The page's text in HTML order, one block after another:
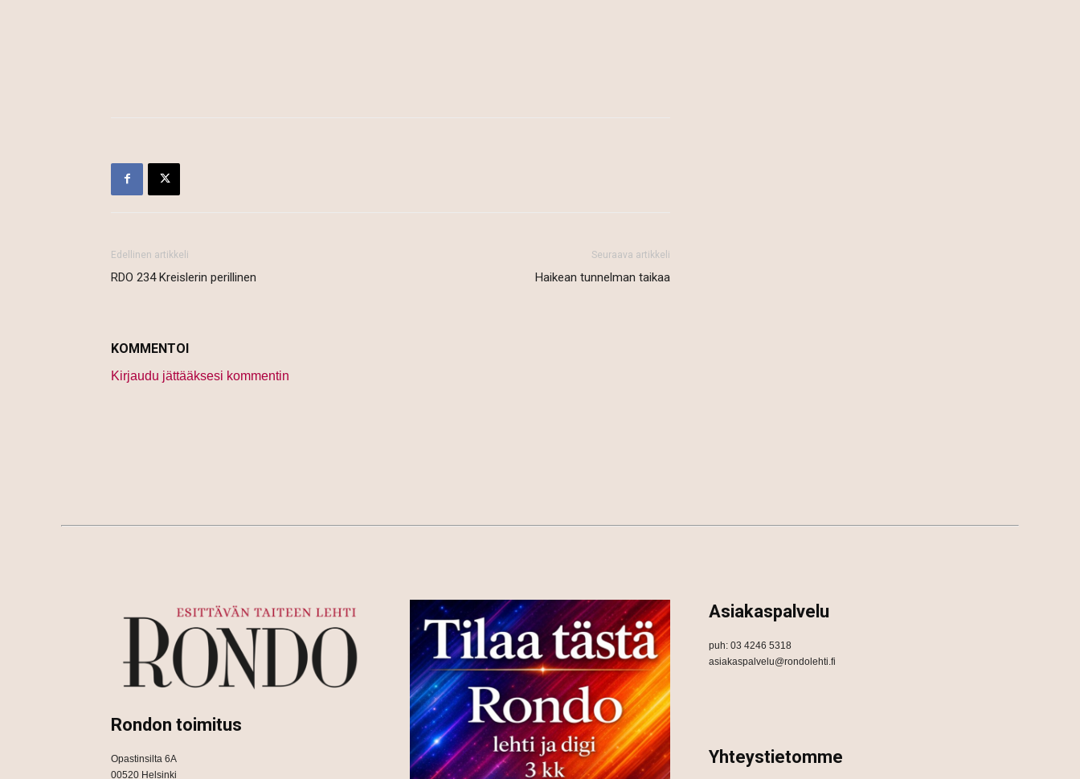
Edellinen artikkeli
RDO 234 Kreislerin perillinen
Seuraava artikkeli
Haikean tunnelman taikaa
KOMMENTOI
Kirjaudu jättääksesi kommentin
Rondon toimitus
Opastinsilta 6A
00520 Helsinki
Asiakaspalvelu
puh: 03 4246 5318
asiakaspalvelu@rondolehti.fi
Yhteystietomme